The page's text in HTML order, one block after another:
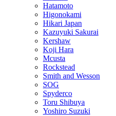
Hatamoto
Higonokami
Hikari Japan
Kazuyuki Sakurai
Kershaw
Koji Hara
Mcusta
Rockstead
Smith and Wesson
SOG
Spyderco
Toru Shibuya
Yoshiro Suzuki